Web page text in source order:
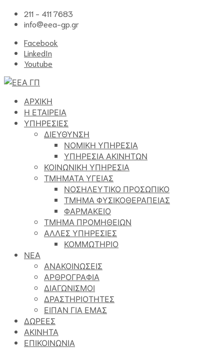
211 - 411 7683
info@eea-gp.gr
Facebook
LinkedIn
Youtube
ΑΡΧΙΚΗ
Η ΕΤΑΙΡΕΙΑ
ΥΠΗΡΕΣΙΕΣ
ΔΙΕΥΘΥΝΣΗ
ΝΟΜΙΚΗ ΥΠΗΡΕΣΙΑ
ΥΠΗΡΕΣΙΑ ΑΚΙΝΗΤΩΝ
ΚΟΙΝΩΝΙΚΗ ΥΠΗΡΕΣΙΑ
ΤΜΗΜΑΤΑ ΥΓΕΙΑΣ
ΝΟΣΗΛΕΥΤΙΚΟ ΠΡΟΣΩΠΙΚΟ
ΤΜΗΜΑ ΦΥΣΙΚΟΘΕΡΑΠΕΙΑΣ
ΦΑΡΜΑΚΕΙΟ
ΤΜΗΜΑ ΠΡΟΜΗΘΕΙΩΝ
ΑΛΛΕΣ ΥΠΗΡΕΣΙΕΣ
ΚΟΜΜΩΤΗΡΙΟ
ΝΕΑ
ΑΝΑΚΟΙΝΩΣΕΙΣ
ΑΡΘΡΟΓΡΑΦΙΑ
ΔΙΑΓΩΝΙΣΜΟΙ
ΔΡΑΣΤΗΡΙΟΤΗΤΕΣ
ΕΙΠΑΝ ΓΙΑ ΕΜΑΣ
ΔΩΡΕΕΣ
ΑΚΙΝΗΤΑ
ΕΠΙΚΟΙΝΩΝΙΑ